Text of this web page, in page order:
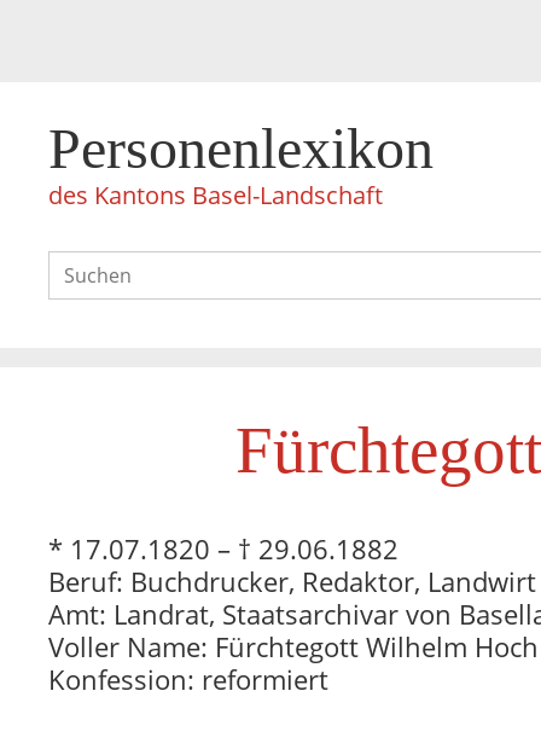
Personenlexikon
des Kantons Basel-Landschaft
* 17.07.1820 – † 29.06.1882
Beruf: Buchdrucker, Redaktor, Landwirt
Amt: Landrat, Staatsarchivar von
Voller Name: Fürchtegott Wilhelm Hoch
Konfession: reformiert